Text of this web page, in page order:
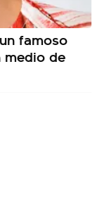
famoso
medio de